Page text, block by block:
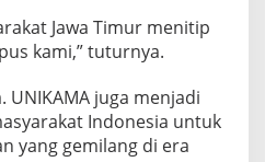
Jawa Timur menitip
kami,” tuturnya.
UNIKAMA juga menjadi
Indonesia untuk
yang gemilang di era